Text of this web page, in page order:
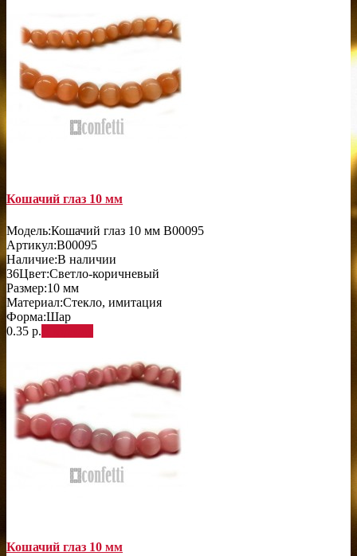
Кошачий глаз 10 мм
Модель:Кошачий глаз 10 мм B00095
Артикул:B00095
Наличие:В наличии
36Цвет:Светло-коричневый
Размер:10 мм
Материал:Стекло, имитация
Форма:Шар
0.35 р.
Кошачий глаз 10 мм